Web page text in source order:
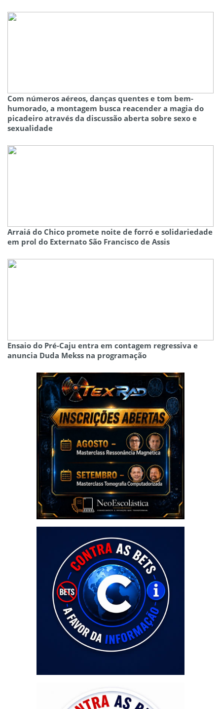
Com números aéreos, danças quentes e tom bem-
humorado, a montagem busca reacender a magia do
picadeiro através da discussão aberta sobre sexo e
sexualidade
Arraiá do Chico promete noite de forró e solidariedade
em prol do Externato São Francisco de Assis
Ensaio do Pré-Caju entra em contagem regressiva e
anuncia Duda Mekss na programação